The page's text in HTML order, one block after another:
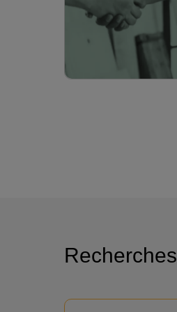
Recherches